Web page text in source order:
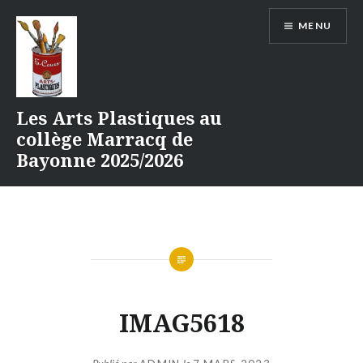
contenu
Les Arts Plastiques au
collège Marracq de
Bayonne 2025/2026
MENU
IMAG5618